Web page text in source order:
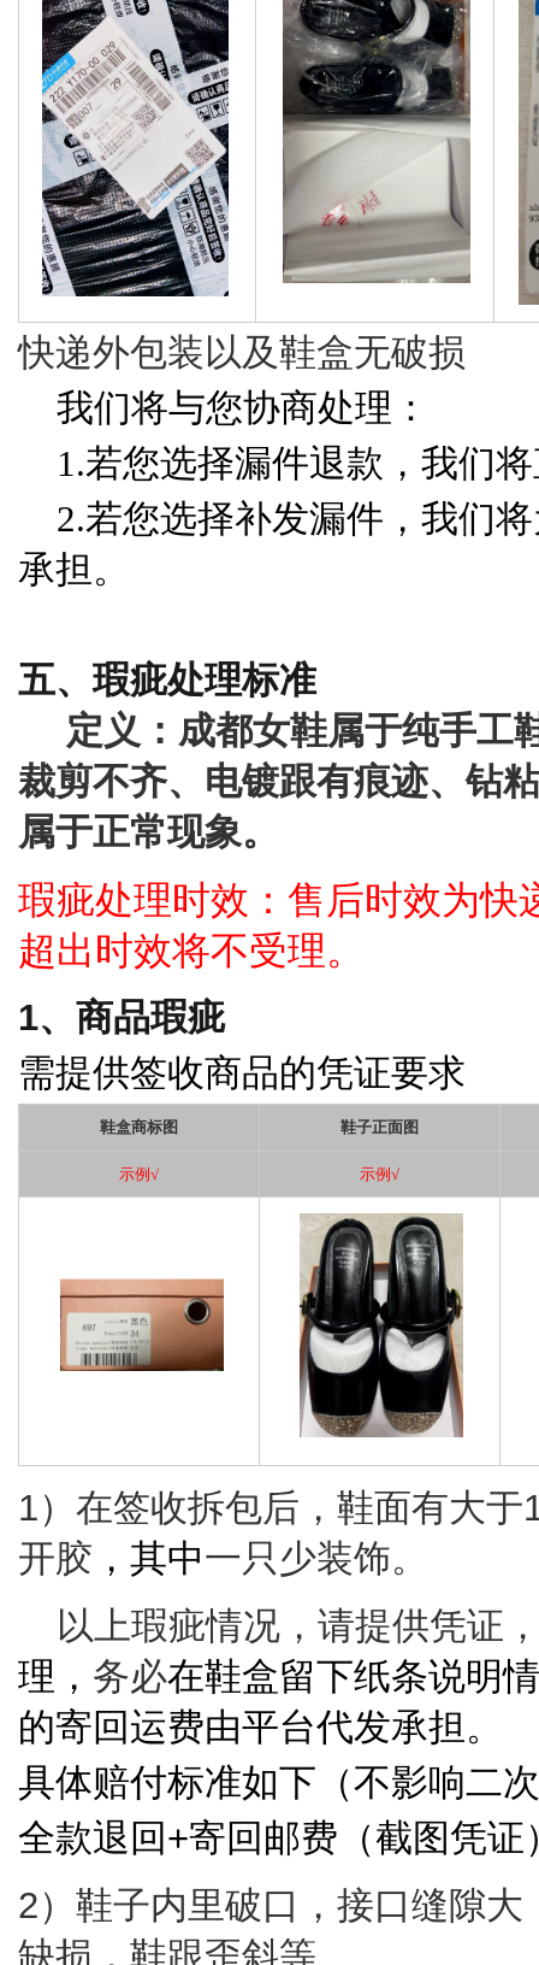
快递外包装以及鞋盒无破损
我们将与您协商处理：
1.若您选择漏件退款，我们
2.若您选择补发漏件，我们
承担。
五、瑕疵处理标准
定义：成都女鞋属于纯手工
裁剪不齐、电镀跟有痕迹、钻
属于正常现象。
瑕疵处理时效：售后时效为快
超出时效将不受理。
1、商品瑕疵
需提供签收商品的凭证要求
鞋盒商标图 鞋子正面图
示例 √ 示例 √
1）在签收拆包后，鞋面有大
开胶 ，其中一只少装饰。
以上瑕疵情况，请提供凭证
理， 务必在鞋盒留下纸条说明
的寄回运费由平台代发承担。
具体赔付标准如下（不影响二
全款退回+寄回邮费（截图凭证
2）鞋子内里破口，接口缝隙
缺损，鞋跟歪斜等